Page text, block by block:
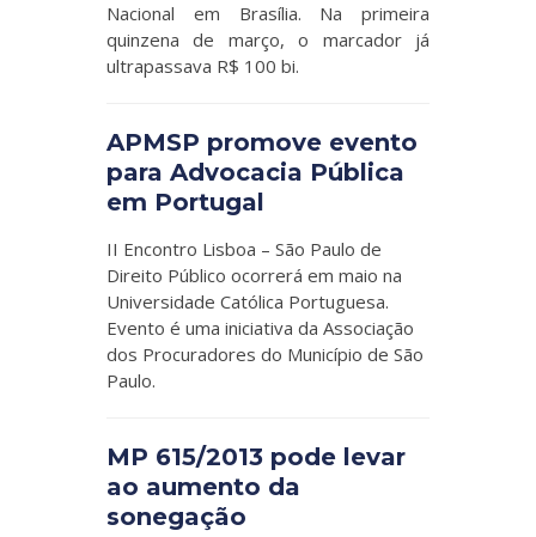
Nacional em Brasília. Na primeira
quinzena de março, o marcador já
ultrapassava R$ 100 bi.
APMSP promove evento
para Advocacia Pública
em Portugal
II Encontro Lisboa – São Paulo de
Direito Público ocorrerá em maio na
Universidade Católica Portuguesa.
Evento é uma iniciativa da Associação
dos Procuradores do Município de São
Paulo.
MP 615/2013 pode levar
ao aumento da
sonegação